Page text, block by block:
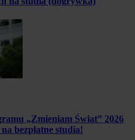
„Zmieniam Świat” 2026
bezpłatne studia!